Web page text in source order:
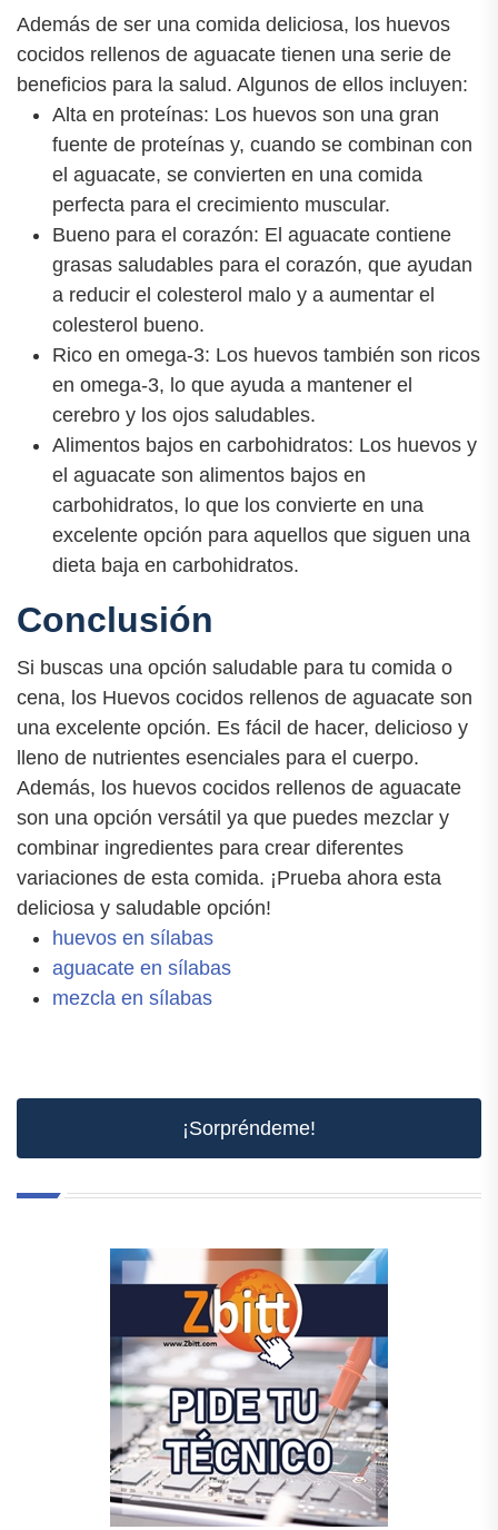
Además de ser una comida deliciosa, los huevos
cocidos rellenos de aguacate tienen una serie de
beneficios para la salud. Algunos de ellos incluyen:
Alta en proteínas: Los huevos son una gran
fuente de proteínas y, cuando se combinan con
el aguacate, se convierten en una comida
perfecta para el crecimiento muscular.
Bueno para el corazón: El aguacate contiene
grasas saludables para el corazón, que ayudan
a reducir el colesterol malo y a aumentar el
colesterol bueno.
Rico en omega-3: Los huevos también son ricos
en omega-3, lo que ayuda a mantener el
cerebro y los ojos saludables.
Alimentos bajos en carbohidratos: Los huevos y
el aguacate son alimentos bajos en
carbohidratos, lo que los convierte en una
excelente opción para aquellos que siguen una
dieta baja en carbohidratos.
Conclusión
Si buscas una opción saludable para tu comida o
cena, los Huevos cocidos rellenos de aguacate son
una excelente opción. Es fácil de hacer, delicioso y
lleno de nutrientes esenciales para el cuerpo.
Además, los huevos cocidos rellenos de aguacate
son una opción versátil ya que puedes mezclar y
combinar ingredientes para crear diferentes
variaciones de esta comida. ¡Prueba ahora esta
deliciosa y saludable opción!
huevos en sílabas
aguacate en sílabas
mezcla en sílabas
¡Sorpréndeme!